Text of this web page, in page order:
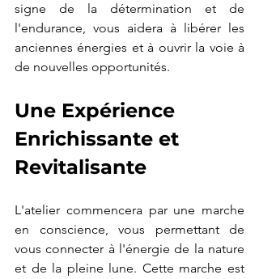
signe de la détermination et de
l'endurance, vous aidera à libérer les
anciennes énergies et à ouvrir la voie à
de nouvelles opportunités.
Une Expérience
Enrichissante et
Revitalisante
L'atelier commencera par une marche
en conscience, vous permettant de
vous connecter à l'énergie de la nature
et de la pleine lune. Cette marche est